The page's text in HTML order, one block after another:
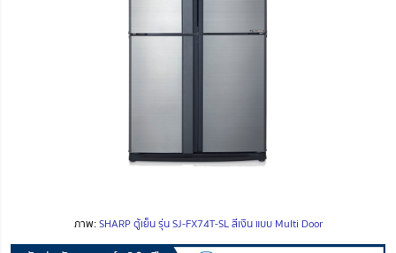
ภาพ:SHARP ตู้เย็น รุ่น SJ-FX74T-SL สีเงิน แบบ Multi Door